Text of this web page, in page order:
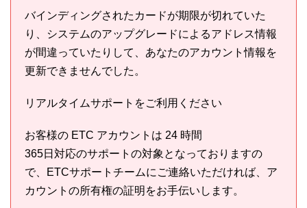
バインディングされたカードが期限が切れていた
り、システムのアップグレードによるアドレス情報
が間違っていたりして、あなたのアカウント情報を
更新できませんでした。
リアルタイムサポートをご利用ください
お客様の ETC アカウントは 24 時間
365日対応のサポートの対象となっておりますの
で、ETCサポートチームにご連絡いただければ、ア
カウントの所有権の証明をお手伝いします。